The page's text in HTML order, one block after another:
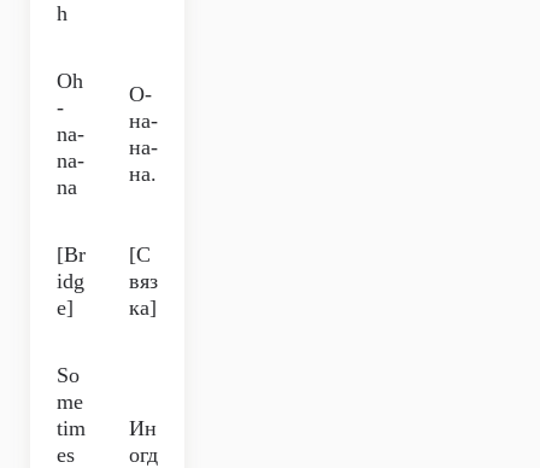
h
Oh
-
na-
na-
na
О-
на-
на-
на.
[Br
idg
e]
[С
вяз
ка]
So
me
tim
es
Ин
огд